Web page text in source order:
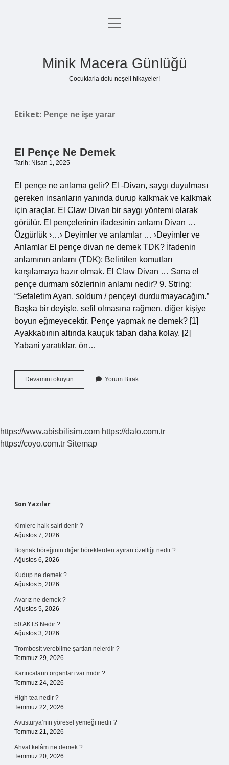
Anasayfa
menüyü
Minik Macera Günlüğü
Çocuklarla dolu neşeli hikayeler!
Etiket: Pençe ne işe yarar
El Pençe Ne Demek
Tarih: Nisan 1, 2025
El pençe ne anlama gelir? El -Divan, saygı duyulması
gereken insanların yanında durup kalkmak ve kalkmak
için araçlar. El Claw Divan bir saygı yöntemi olarak
görülür. El pençelerinin ifadesinin anlamı Divan …
Özgürlük ›…› Deyimler ve anlamlar … ›Deyimler ve
Anlamlar El pençe divan ne demek TDK? İfadenin
anlamının anlamı (TDK): Belirtilen komutları
karşılamaya hazır olmak. El Claw Divan … Sana el
pençe durmam sözlerinin anlamı nedir? 9. String:
“Sefaletim Ayan, soldum / pençeyi durdurmayacağım.”
Başka bir deyişle, sefil olmasına rağmen, diğer kişiye
boyun eğmeyecektir. Pençe yapmak ne demek? [1]
Ayakkabının altında kauçuk taban daha kolay. [2]
Yabani yaratıklar, ön…
Devamını okuyun
Pençe
Yorum Bırak
https://www.abisbilisim.com https://dalo.com.tr
https://coyo.com.tr Sitemap
Sidebar
Son Yazılar
Kimlere halk sairi denir ?
Ağustos 7, 2026
Boşnak böreğinin diğer böreklerden ayıran özelliği nedir ?
Ağustos 6, 2026
Kudup ne demek ?
Ağustos 5, 2026
Avarız ne demek ?
Ağustos 5, 2026
50 AKTS Nedir ?
Ağustos 3, 2026
Trombosit verebilme şartları nelerdir ?
Temmuz 29, 2026
Karıncaların organları var mıdır ?
Temmuz 24, 2026
High tea nedir ?
Temmuz 22, 2026
Avusturya’nın yöresel yemeği nedir ?
Temmuz 21, 2026
Ahval kelâm ne demek ?
Temmuz 20, 2026